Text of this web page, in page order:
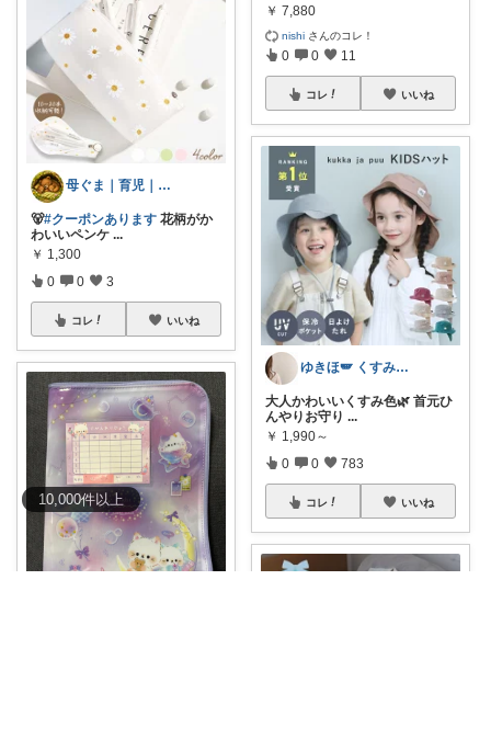
10,000件以上
母ぐま｜育児｜シンプルライフ｜朝コレ
🐻#クーポンあります 花柄がか
わいいペンケ ...
￥ 1,300
0 0 3
コレ いいね
￥ 7,880
nishi さんのコレ！
0 0 11
コレ いいね
ゆきほ🪽 くすみカラー×小学生ママ
大人かわいいくすみ色🌿 首元ひ
んやりお守り ...
￥ 1,990～
0 0 783
コレ いいね